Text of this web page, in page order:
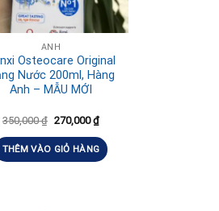
ANH
Osteocare Original
Nước 200ml, Hàng
Anh – MẪU MỚI
350,000₫ 270,000₫
THÊM VÀO GIỎ HÀNG